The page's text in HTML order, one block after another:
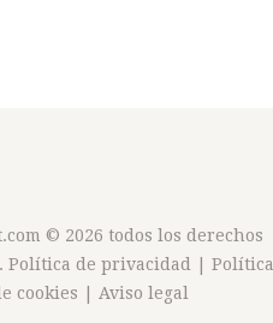
© 2026 todos los derechos
Política de privacidad | Política
cookies | Aviso legal